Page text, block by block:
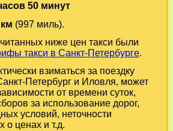
50 минут
(997 миль).
ниже цен такси были
такси в Санкт-Петербурге.
взиматься за поездку
Петербурги Иловля, может
от времени суток,
за использование дорог,
условий, неточности
о ценах и т.д.